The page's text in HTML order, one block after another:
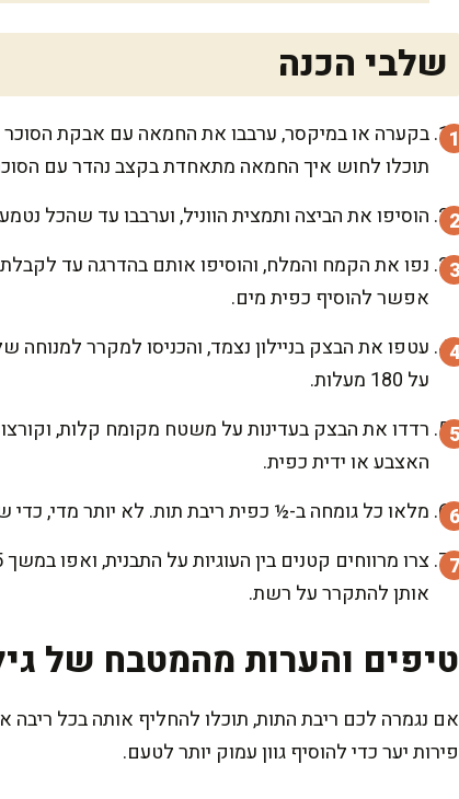
שלבי הכנה
בקערה או במיקסר, ערבבו את החמאה עם אבקת
תוכלו לחוש איך החמאה מתאחדת בקצב נהדר עם
הוסיפו את הביצה ותמצית הווניל, וערבבו עד שהכל
נפו את הקמח והמלח, והוסיפו אותם בהדרגה עד
אפשר להוסיף כפית מים.
על 180 מעלות.
האצבע או ידית כפית.
מלאו כל גומחה ב-½ כפית ריבת תות. לא יותר מדי, כדי
אותן להתקרר על רשת.
טיפים והערות מהמטבח של
אם נגמרה לכם ריבת התות, תוכלו להחליף אותה בכל
פירות יער כדי להוסיף גוון עמוק יותר לטעם.